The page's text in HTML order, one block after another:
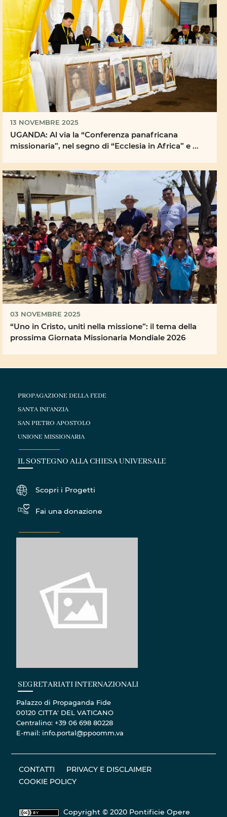
13 NOVEMBRE 2025
UGANDA: Al via la “Conferenza panafricana
missionaria”, nel segno di “Ecclesia in Africa” e ...
03 NOVEMBRE 2025
“Uno in Cristo, uniti nella missione”: il tema della
prossima Giornata Missionaria Mondiale 2026
PROPAGAZIONE DELLA FEDE
SANTA INFANZIA
SAN PIETRO APOSTOLO
UNIONE MISSIONARIA
IL SOSTEGNO ALLA CHIESA UNIVERSALE
Scopri i Progetti
Fai una donazione
SEGRETARIATI INTERNAZIONALI
Palazzo di Propaganda Fide
00120 CITTA' DEL VATICANO
Centralino: +39 06 698 80228
E-mail: info.portal@ppoomm.va
Copyright © 2020 Pontificie Opere
Missionarie
Materiale fotografico - Tutti i diritti riservati. ©
Vatican Mediaphoto.vaticanmedia.va